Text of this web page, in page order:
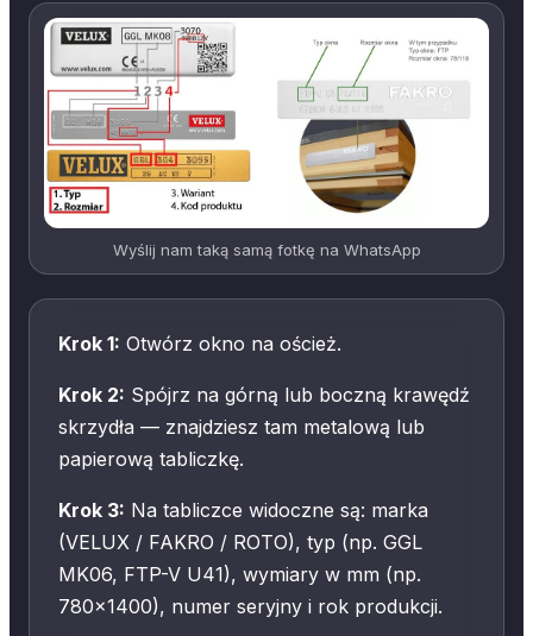
Wyślij nam taką samą fotkę na WhatsApp
Krok 1: Otwórz okno na oścież.
Krok 2: Spójrz na górną lub boczną krawędź
skrzydła — znajdziesz tam metalową lub
papierową tabliczkę.
Krok 3: Na tabliczce widoczne są: marka
(VELUX / FAKRO / ROTO), typ (np. GGL
MK06, FTP-V U41), wymiary w mm (np.
780×1400), numer seryjny i rok produkcji.